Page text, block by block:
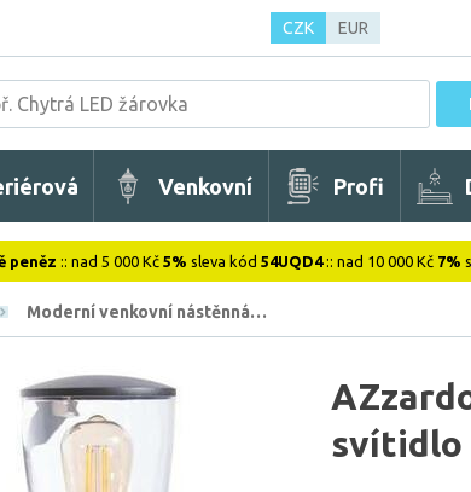
CZK EUR
Venkovní Profi
peněz :: nad 5 000 Kč 5% sleva kód 54UQD4:: nad 10 000 Kč 7%
Moderní venkovní nástěnná…
svítidlo